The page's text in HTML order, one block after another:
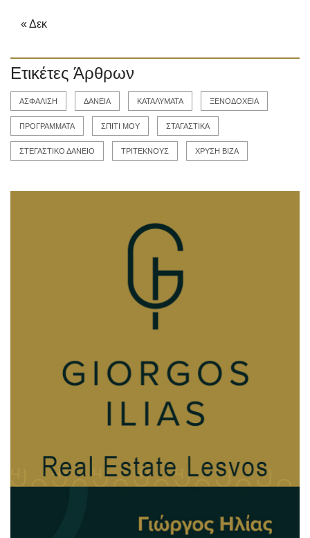
« Δεκ
Ετικέτες Άρθρων
ΑΣΦΑΛΙΣΗ ΔΑΝΕΙΑ ΚΑΤΑΛΥΜΑΤΑ ΞΕΝΟΔΟΧΕΙΑ
ΠΡΟΓΡΑΜΜΑΤΑ ΣΠΙΤΙ ΜΟΥ ΣΤΑΓΑΣΤΙΚΑ
ΣΤΕΓΑΣΤΙΚΟ ΔΑΝΕΙΟ ΤΡΙΤΕΚΝΟΥΣ ΧΡΥΣΗ ΒΙΖΑ